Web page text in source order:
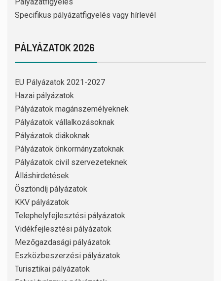
Specifikus pályázatfigyelés vagy hírlevél
PÁLYÁZATOK 2026
EU Pályázatok 2021-2027
Hazai pályázatok
Pályázatok magánszemélyeknek
Pályázatok vállalkozásoknak
Pályázatok diákoknak
Pályázatok önkormányzatoknak
Pályázatok civil szervezeteknek
Álláshirdetések
Ösztöndíj pályázatok
KKV pályázatok
Telephelyfejlesztési pályázatok
Vidékfejlesztési pályázatok
Mezőgazdasági pályázatok
Eszközbeszerzési pályázatok
Turisztikai pályázatok